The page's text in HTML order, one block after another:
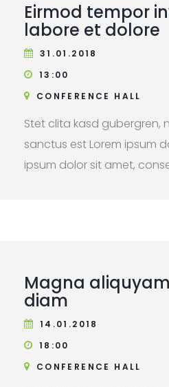
Eirmod tempor
labore et dolore
31.01.2018
13:00
CONFERENCE HALL
Stet clita kasd gubergren,
sanctus est Lorem ipsum
ipsum dolor sit amet,
Magna
diam
14.01.2018
18:00
CONFERENCE HALL